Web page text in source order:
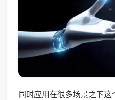
同时应用在很多场景之下